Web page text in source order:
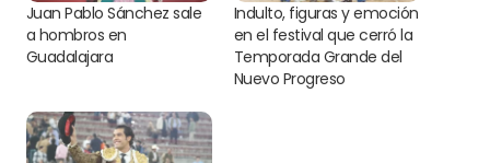
Juan Pablo Sánchez sale
a hombros en
Guadalajara
Indulto, figuras y emoción
en el festival que cerró la
Temporada Grande del
Nuevo Progreso